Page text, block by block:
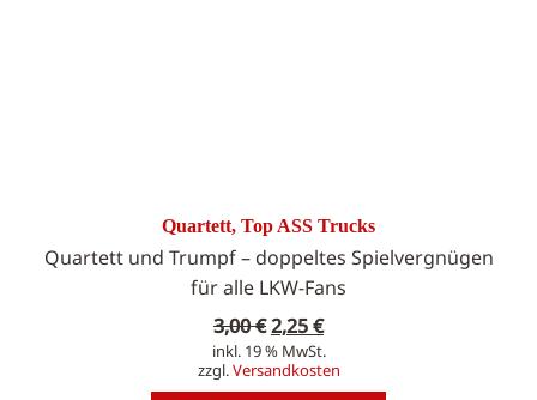
Quartett, Top ASS Trucks
Quartett und Trumpf – doppeltes Spielvergnügen
für alle LKW-Fans
3,00€Ursprünglicher
Preis
war:
2,25€Aktueller
Preis
ist:
inkl. 19 % MwSt.
zzgl.Versandkosten